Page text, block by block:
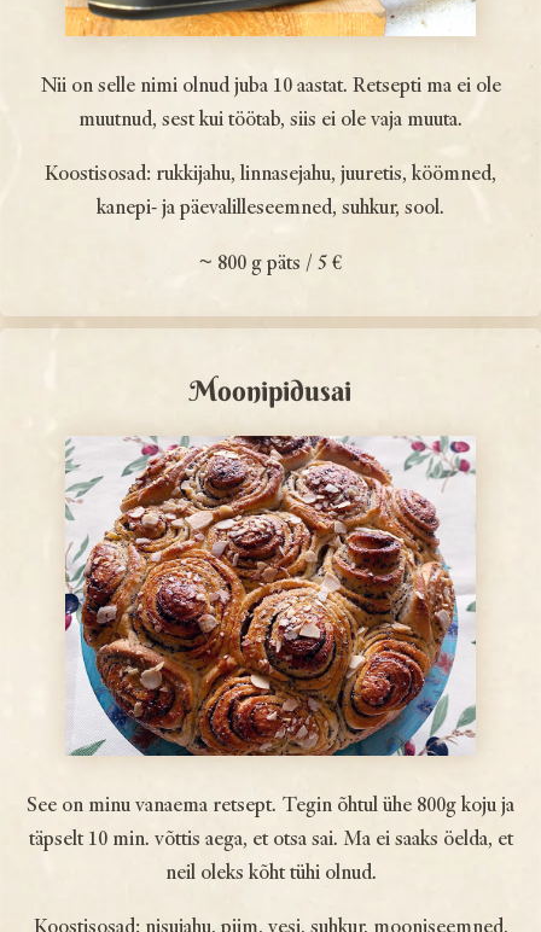
Nii on selle nimi olnud juba 10 aastat. Retsepti ma ei ole
muutnud, sest kui töötab, siis ei ole vaja muuta.
Koostisosad: rukkijahu, linnasejahu, juuretis, köömned,
kanepi- ja päevalille­seemned, suhkur, sool.
~ 800 g päts / 5 €
Moonipidusai
See on minu vanaema retsept. Tegin õhtul ühe 800g koju ja
täpselt 10 min. võttis aega, et otsa sai. Ma ei saaks öelda, et
neil oleks kõht tühi olnud.
Koostisosad: nisujahu, piim, vesi, suhkur, mooniseemned,